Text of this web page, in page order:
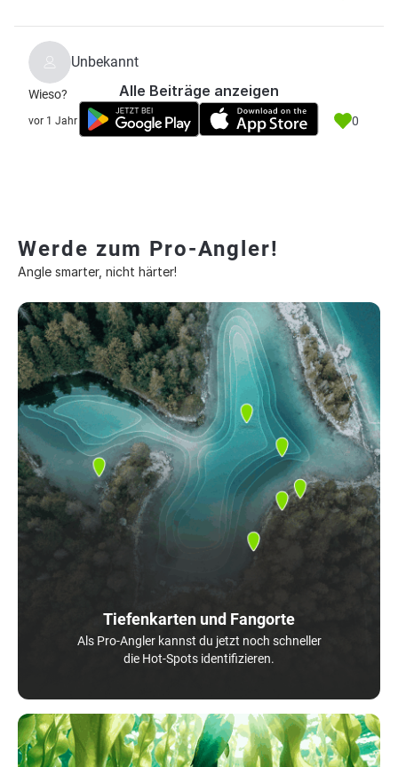
Unbekannt
Wieso?
vor 1 Jahr 0
Alle Beiträge anzeigen
Werde zum Pro-Angler!
Angle smarter, nicht härter!
Tiefenkarten und Fangorte
Als Pro-Angler kannst du jetzt noch schneller
die Hot-Spots identifizieren.